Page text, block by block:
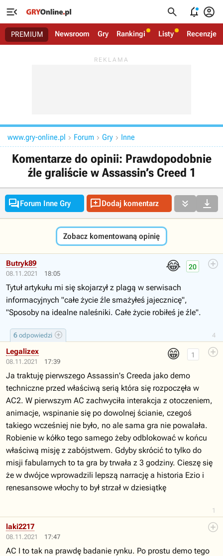
   
PREMIUM Newsroom Gry Rankingi Listy Recenzje
www.gry-online.pl  Forum  Gry  Inne
Komentarze do opinii: Prawdopodobnie
źle graliście w Assassin’s Creed 1
Forum Inne Gry Dodaj komentarz  
Zobacz komentowaną opinię
08.11.2021 18:05
😂
4
20
6 odpowiedzi
Butryk89
Tytuł artykułu mi się skojarzył z plagą w serwisach
informacyjnych "całe życie źle smażyłeś jajecznicę",
"Sposoby na idealne naleśniki. Całe życie robiłeś je źle".
08.11.2021 17:39
😁
1
1
Legalizex
Ja traktuję pierwszego Assassin's Creeda jako demo
techniczne przed właściwą serią która się rozpoczęła w
AC2. W pierwszym AC zachwyciła interakcja z otoczeniem,
animacje, wspinanie się po dowolnej ścianie, czegoś
takiego wcześniej nie było, no ale sama gra nie powalała.
Robienie w kółko tego samego żeby odblokować w końcu
właściwą misję z zabójstwem. Gdyby skrócić to tylko do
misji fabularnych to ta gra by trwała z 3 godziny. Cieszę się
że w dwójce wprowadzili lepszą narrację a historia Ezio i
renesansowe włochy to był strzał w dziesiątkę
08.11.2021 17:47
laki2217
AC I to tak na prawdę badanie rynku. Po prostu demo tego